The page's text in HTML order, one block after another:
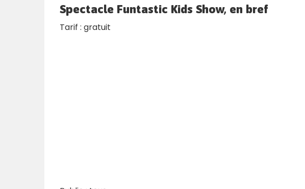
Spectacle Funtastic Kids Show, en bref
Tarif : gratuit